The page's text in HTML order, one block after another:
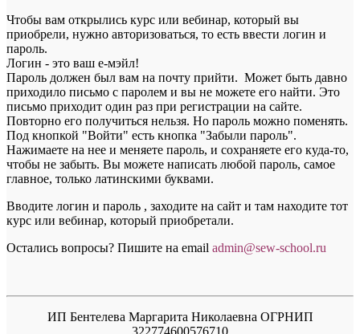
Чтобы вам открылись курс или вебинар, который вы
приобрели, нужно авторизоваться, то есть ввести логин и
пароль.
Логин - это ваш е-мэйл!
Пароль должен был вам на почту прийти. Может быть давно
приходило письмо с паролем и вы не можете его найти. Это
письмо приходит один раз при регистрации на сайте.
Повторно его получиться нельзя. Но пароль можно поменять.
Под кнопкой "Войти" есть кнопка "Забыли пароль".
Нажимаете на нее и меняете пароль, и сохраняете его куда-то,
чтобы не забыть. Вы можете написать любой пароль, самое
главное, только латинскими буквами.
Вводите логин и пароль , заходите на сайт и там находите тот
курс или вебинар, который приобретали.
Остались вопросы? Пишите на email admin@sew-school.ru
ИП Бентелева Маргарита Николаевна ОГРНИП
322774600576710